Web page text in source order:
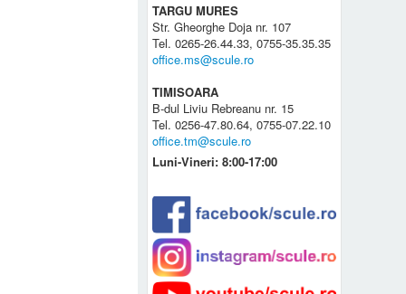
TARGU MURES
Str. Gheorghe Doja nr. 107
Tel. 0265-26.44.33, 0755-35.35.35
office.ms@scule.ro
TIMISOARA
B-dul Liviu Rebreanu nr. 15
Tel. 0256-47.80.64, 0755-07.22.10
office.tm@scule.ro
Luni-Vineri: 8:00-17:00